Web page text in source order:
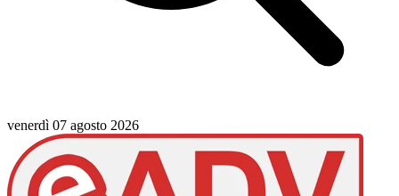
venerdì 07 agosto 2026